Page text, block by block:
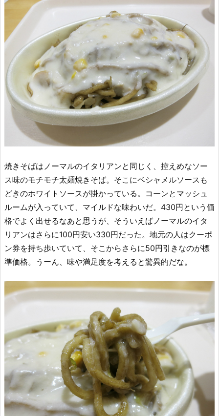
焼きそばはノーマルのイタリアンと同じく、控えめなソー
ス味のモチモチ太麺焼きそば。そこにベシャメルソースも
どきのホワイトソースが掛かっている。コーンとマッシュ
ルームが入っていて、マイルドな味わいだ。430円という価
格でよく出せるなあと思うが、そういえばノーマルのイタ
リアンはさらに100円安い330円だった。地元の人はクーポ
ン券を持ち歩いていて、そこからさらに50円引きなのが標
準価格。うーん、味や満足度を考えると驚異的だな。